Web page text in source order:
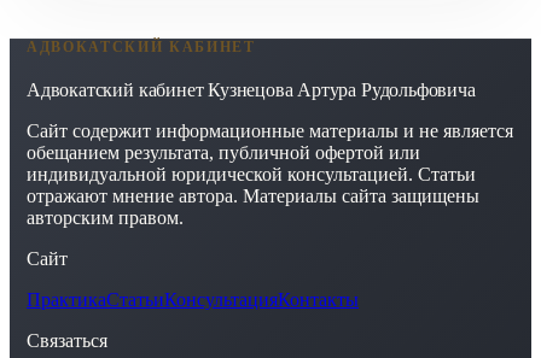
АДВОКАТСКИЙ КАБИНЕТ
Адвокатский кабинет Кузнецова Артура Рудольфовича
Сайт содержит информационные материалы и не является
обещанием результата, публичной офертой или
индивидуальной юридической консультацией. Статьи
отражают мнение автора. Материалы сайта защищены
авторским правом.
Сайт
ПрактикаСтатьиКонсультацияКонтакты
Связаться